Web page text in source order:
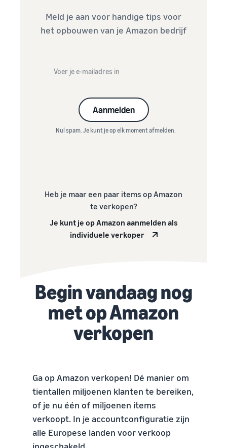
Meld je aan voor handige tips voor
het opbouwen van je Amazon bedrijf
Aanmelden
Nul spam. Je kunt je op elk moment afmelden.
Heb je maar een paar items op Amazon
te verkopen?
Je kunt je op Amazon aanmelden als
individuele verkoper
Begin vandaag nog
met op Amazon
verkopen
Ga op Amazon verkopen! Dé manier om
tientallen miljoenen klanten te bereiken,
of je nu één of miljoenen items
verkoopt. In je accountconfiguratie zijn
alle Europese landen voor verkoop